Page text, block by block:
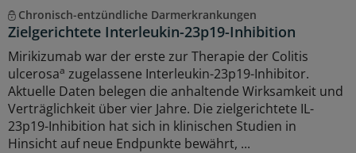
Chronisch-entzündliche Darmerkrankungen
Zielgerichtete Interleukin-23p19-Inhibition
Mirikizumab war der erste zur Therapie der Colitis
ulcerosaa zugelassene Interleukin-23p19-Inhibitor.
Aktuelle Daten belegen die anhaltende Wirksamkeit und
Verträglichkeit über vier Jahre. Die zielgerichtete IL-
23p19-Inhibition hat sich in klinischen Studien in
Hinsicht auf neue Endpunkte bewährt, ...